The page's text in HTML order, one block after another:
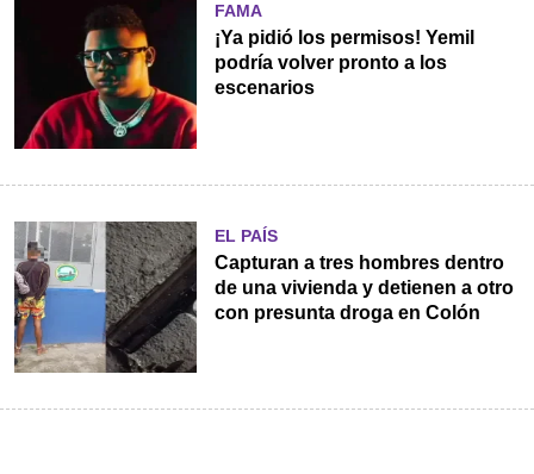
FAMA
¡Ya pidió los permisos! Yemil
podría volver pronto a los
escenarios
EL PAÍS
Capturan a tres hombres dentro
de una vivienda y detienen a otro
con presunta droga en Colón